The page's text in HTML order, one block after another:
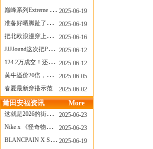
巅峰系列Extreme Diver潜水腕表与Revival Diver复刻版潜水腕表共同推出“暗影款”新作
2025-06-19
准备好晒脚趾了吗？透明款 AF1 要回归了
2025-06-19
把北欧浪漫穿上脚，Cecilie Bahnsen x ASICS
2025-06-16
JJJJound这次把PUMA改得好安静
2025-06-12
124.2万成交！还有什么是Labubu做不到的？
2025-06-12
黄牛溢价20倍，「Labubu」3.0市价大盘点！假货比正品还贵...
2025-06-05
春夏最新穿搭示范
2025-06-02
莆田安福资讯 More
这就是2026的街头感！Prada新包我先爱了
2025-06-23
Nike x 《怪奇物语》联名回归，终于轮到这双热门款了！
2025-06-23
BLANCPAIN X SWATCH联名款 BIOCERAMIC SCUBA FIFTY FATHOMS 系列推出全新 GREEN ABYSS（碧波洋）腕表
2025-06-19